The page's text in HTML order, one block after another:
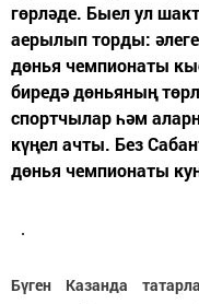
гөрләде. Быел ул
аерылып торды:
дөнья чемпионаты
биредә дөньяның
спортчылар һәм
күңел ачты. Без
дөнья чемпионаты
Бүген Казанда